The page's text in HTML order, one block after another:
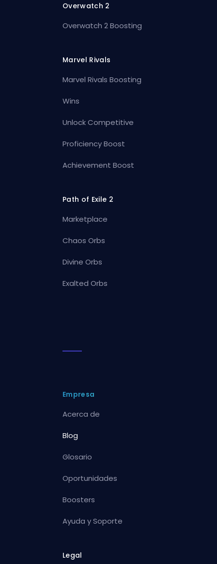
Overwatch 2
Overwatch 2 Boosting
Marvel Rivals
Marvel Rivals Boosting
Wins
Unlock Competitive
Proficiency Boost
Achievement Boost
Path of Exile 2
Marketplace
Chaos Orbs
Divine Orbs
Exalted Orbs
Empresa
Acerca de
Blog
Glosario
Oportunidades
Boosters
Ayuda y Soporte
Legal